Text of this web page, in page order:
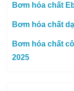
Bơm hóa chất
Bơm hóa chất
Bơm hóa chất
2025